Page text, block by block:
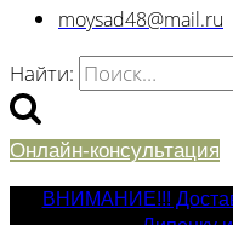
moysad48@mail.ru
Найти:
Онлайн-консультация
ВНИМАНИЕ!!!